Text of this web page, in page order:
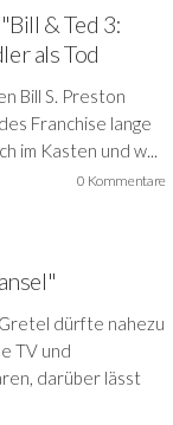
& Ted 3:
als Tod
Bill S. Preston
Franchise lange
im Kasten und w...
0 Kommentare
dürfte nahezu
TV und
darüber lässt